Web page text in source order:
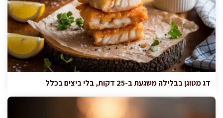
דג מטוגן בבלילה משגעת ב-25 דקות, בלי ביצים בכלל